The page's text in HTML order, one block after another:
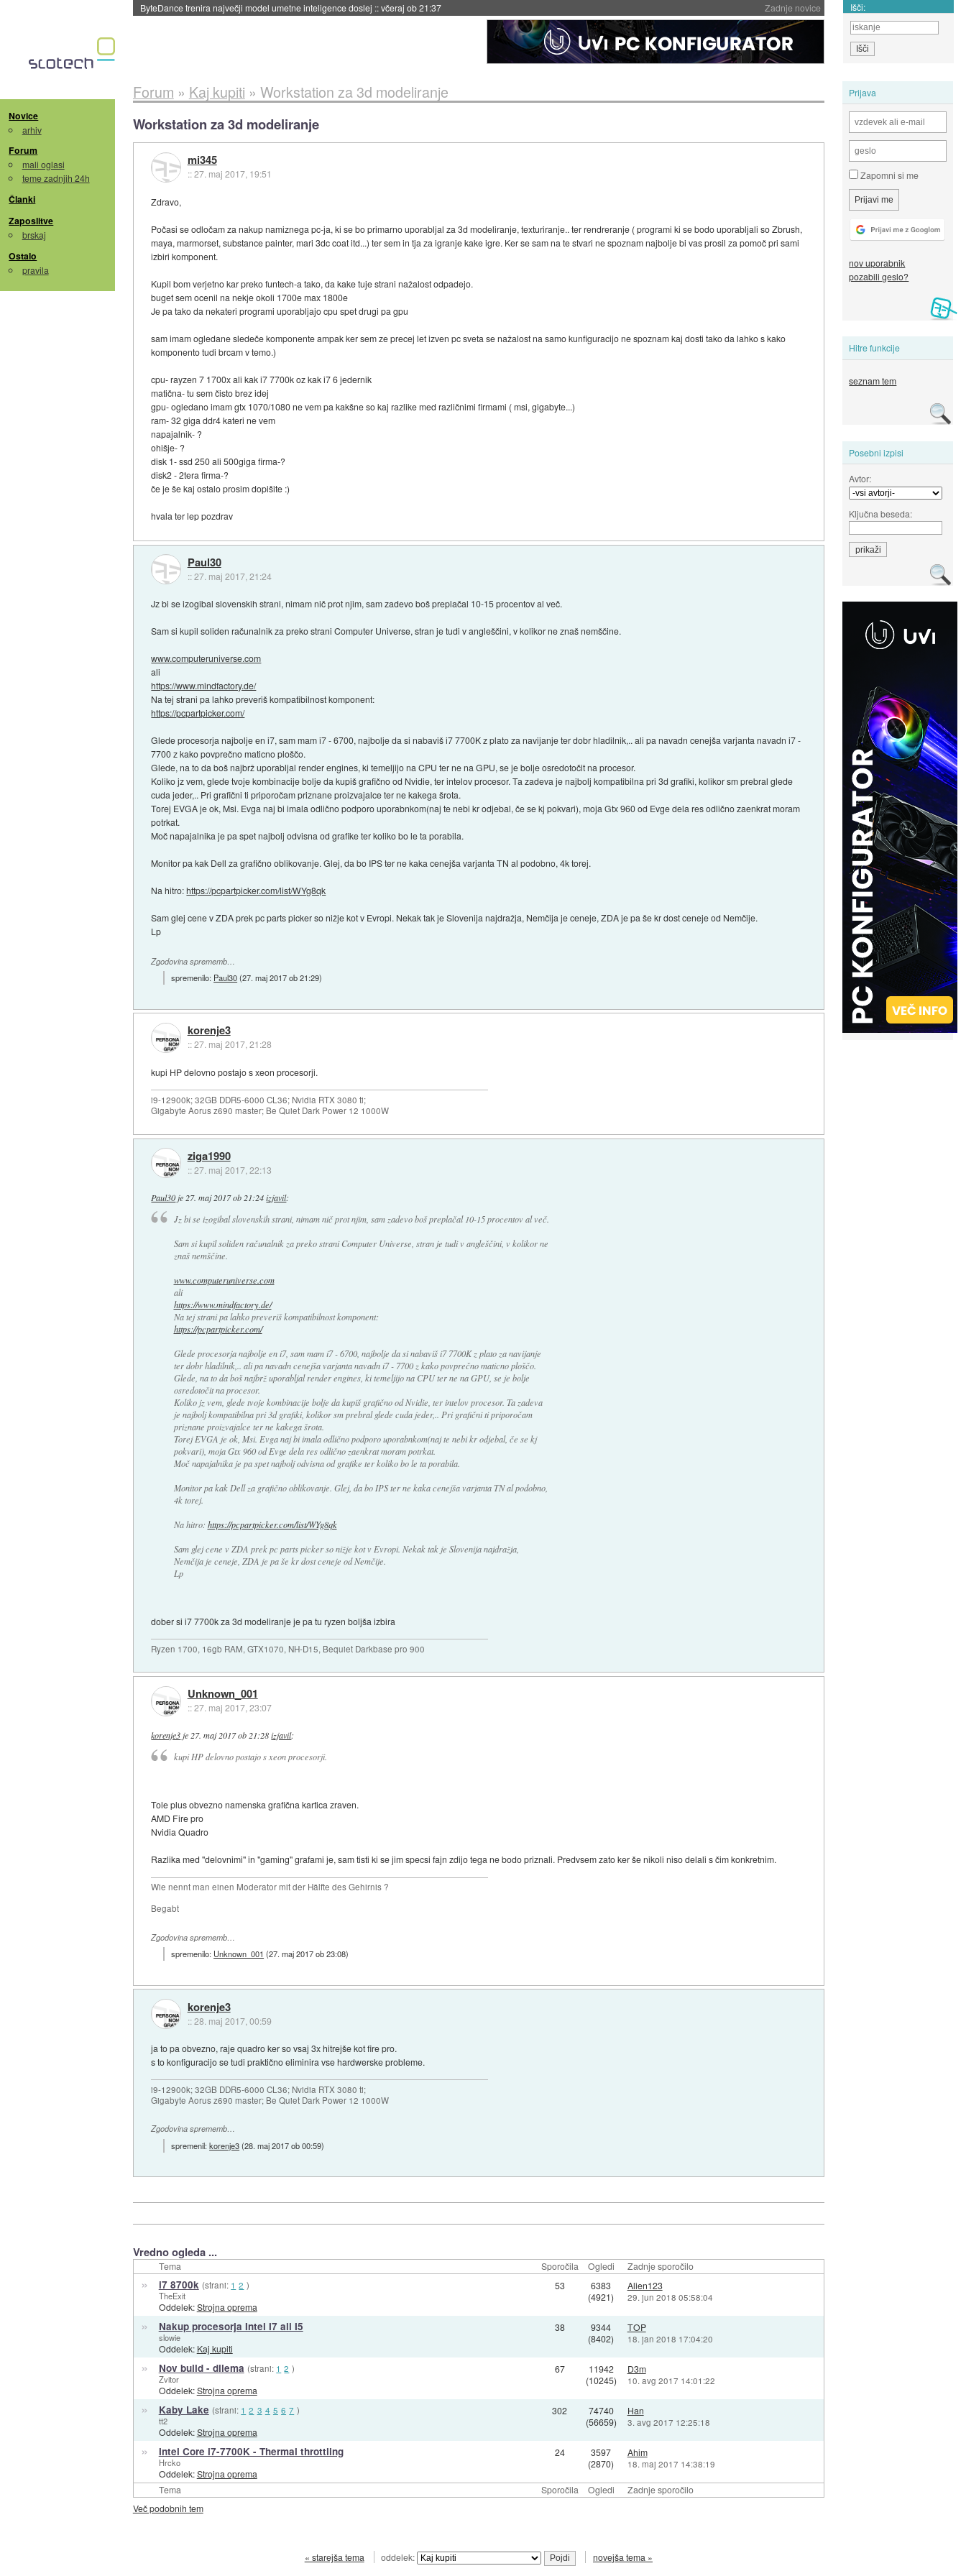
Zadnje novice
Spletne strani začele streči oglase za agente umetne inteligence::včeraj ob 21:23 Išči:
Novice
arhiv
Forum
mali oglasi
teme zadnjih 24h
Članki
Zaposlitve
brskaj
Ostalo
pravila
Prijava
Zapomni si me
nov uporabnik
pozabili geslo?
Hitre funkcije
seznam tem
Posebni izpisi
Avtor:
Ključna beseda:
Forum » Kaj kupiti » Workstation za 3d modeliranje
Workstation za 3d modeliranje
mi345
::27. maj 2017, 19:51
Zdravo,
Počasi se odločam za nakup namiznega pc-ja, ki se bo primarno uporabljal za 3d modeliranje, texturiranje.. ter rendreranje ( programi ki se bodo uporabljali so Zbrush,
maya, marmorset, substance painter, mari 3dc coat itd...) ter sem in tja za igranje kake igre. Ker se sam na te stvari ne spoznam najbolje bi vas prosil za pomoč pri sami
izbiri komponent.
Kupil bom verjetno kar preko funtech-a tako, da kake tuje strani nažalost odpadejo.
buget sem ocenil na nekje okoli 1700e max 1800e
Je pa tako da nekateri programi uporabljajo cpu spet drugi pa gpu
sam imam ogledane sledeče komponente ampak ker sem ze precej let izven pc sveta se nažalost na samo kunfiguracijo ne spoznam kaj dosti tako da lahko s kako
komponento tudi brcam v temo.)
cpu- rayzen 7 1700x ali kak i7 7700k oz kak i7 6 jedernik
matična- tu sem čisto brez idej
gpu- ogledano imam gtx 1070/1080 ne vem pa kakšne so kaj razlike med različnimi firmami ( msi, gigabyte...)
ram- 32 giga ddr4 kateri ne vem
napajalnik- ?
ohišje- ?
disk 1- ssd 250 ali 500giga firma-?
disk2 - 2tera firma-?
če je še kaj ostalo prosim dopišite :)
hvala ter lep pozdrav
Paul30
::27. maj 2017, 21:24
Jz bi se izogibal slovenskih strani, nimam nič prot njim, sam zadevo boš preplačal 10-15 procentov al več.
Sam si kupil soliden računalnik za preko strani Computer Universe, stran je tudi v angleščini, v kolikor ne znaš nemščine.
www.computeruniverse.com
ali
https://www.mindfactory.de/
Na tej strani pa lahko preveriš kompatibilnost komponent:
https://pcpartpicker.com/
Glede procesorja najbolje en i7, sam mam i7 - 6700, najbolje da si nabaviš i7 7700K z plato za navijanje ter dobr hladilnik,.. ali pa navadn cenejša varjanta navadn i7 -
7700 z kako povprečno maticno ploščo.
Glede, na to da boš najbrž uporabljal render engines, ki temeljijo na CPU ter ne na GPU, se je bolje osredotočit na procesor.
Koliko jz vem, glede tvoje kombinacije bolje da kupiš grafično od Nvidie, ter intelov procesor. Ta zadeva je najbolj kompatibilna pri 3d grafiki, kolikor sm prebral glede
cuda jeder,.. Pri grafični ti priporočam priznane proizvajalce ter ne kakega šrota.
Torej EVGA je ok, Msi. Evga naj bi imala odlično podporo uporabnkom(naj te nebi kr odjebal, če se kj pokvari), moja Gtx 960 od Evge dela res odlično zaenkrat moram
potrkat.
Moč napajalnika je pa spet najbolj odvisna od grafike ter koliko bo le ta porabila.
Monitor pa kak Dell za grafično oblikovanje. Glej, da bo IPS ter ne kaka cenejša varjanta TN al podobno, 4k torej.
Na hitro:https://pcpartpicker.com/list/WYg8qk
Sam glej cene v ZDA prek pc parts picker so nižje kot v Evropi. Nekak tak je Slovenija najdražja, Nemčija je ceneje, ZDA je pa še kr dost ceneje od Nemčije.
Lp
Zgodovina sprememb…
spremenilo: Paul30(27. maj 2017 ob 21:29)
korenje3
::27. maj 2017, 21:28
kupi HP delovno postajo s xeon procesorji.
i9-12900k; 32GB DDR5-6000 CL36; Nvidia RTX 3080 ti;
Gigabyte Aorus z690 master; Be Quiet Dark Power 12 1000W
ziga1990
::27. maj 2017, 22:13
Paul30 je 27. maj 2017 ob 21:24 izjavil:
Jz bi se izogibal slovenskih strani, nimam nič prot njim, sam zadevo boš preplačal 10-15 procentov al več.
Sam si kupil soliden računalnik za preko strani Computer Universe, stran je tudi v angleščini, v kolikor ne
znaš nemščine.
www.computeruniverse.com
ali
https://www.mindfactory.de/
Na tej strani pa lahko preveriš kompatibilnost komponent:
https://pcpartpicker.com/
Glede procesorja najbolje en i7, sam mam i7 - 6700, najbolje da si nabaviš i7 7700K z plato za navijanje
ter dobr hladilnik,.. ali pa navadn cenejša varjanta navadn i7 - 7700 z kako povprečno maticno ploščo.
Glede, na to da boš najbrž uporabljal render engines, ki temeljijo na CPU ter ne na GPU, se je bolje
osredotočit na procesor.
Koliko jz vem, glede tvoje kombinacije bolje da kupiš grafično od Nvidie, ter intelov procesor. Ta zadeva
je najbolj kompatibilna pri 3d grafiki, kolikor sm prebral glede cuda jeder,.. Pri grafični ti priporočam
priznane proizvajalce ter ne kakega šrota.
Torej EVGA je ok, Msi. Evga naj bi imala odlično podporo uporabnkom(naj te nebi kr odjebal, če se kj
pokvari), moja Gtx 960 od Evge dela res odlično zaenkrat moram potrkat.
Moč napajalnika je pa spet najbolj odvisna od grafike ter koliko bo le ta porabila.
Monitor pa kak Dell za grafično oblikovanje. Glej, da bo IPS ter ne kaka cenejša varjanta TN al podobno,
4k torej.
Na hitro: https://pcpartpicker.com/list/WYg8qk
Sam glej cene v ZDA prek pc parts picker so nižje kot v Evropi. Nekak tak je Slovenija najdražja,
Nemčija je ceneje, ZDA je pa še kr dost ceneje od Nemčije.
Lp
dober si i7 7700k za 3d modeliranje je pa tu ryzen boljša izbira
Ryzen 1700, 16gb RAM, GTX1070, NH-D15, Bequiet Darkbase pro 900
Unknown_001
::27. maj 2017, 23:07
korenje3 je 27. maj 2017 ob 21:28 izjavil:
kupi HP delovno postajo s xeon procesorji.
Tole plus obvezno namenska grafična kartica zraven.
AMD Fire pro
Nvidia Quadro
Razlika med "delovnimi" in "gaming" grafami je, sam tisti ki se jim specsi fajn zdijo tega ne bodo priznali. Predvsem zato ker še nikoli niso delali s čim konkretnim.
Wie nennt man einen Moderator mit der Hälfte des Gehirnis ?
Begabt
Zgodovina sprememb…
spremenilo: Unknown_001 (27. maj 2017 ob 23:08)
korenje3
::28. maj 2017, 00:59
ja to pa obvezno, raje quadro ker so vsaj 3x hitrejše kot fire pro.
s to konfiguracijo se tudi praktično eliminira vse hardwerske probleme.
i9-12900k; 32GB DDR5-6000 CL36; Nvidia RTX 3080 ti;
Gigabyte Aorus z690 master; Be Quiet Dark Power 12 1000W
Zgodovina sprememb…
spremenil:korenje3(28. maj 2017 ob 00:59)
Vredno ogleda ...
Tema Sporočila Ogledi Zadnje sporočilo
Tema Sporočila Ogledi Zadnje sporočilo
» i7 8700k (strani: 1 2 )
TheExit
Oddelek:Strojna oprema
53
6383
(4921)
Alien123
29. jun 2018 05:58:04
» Nakup procesorja Intel I7 ali I5
slowie
Oddelek: Kaj kupiti
38
9344
(8402)
TOP
18. jan 2018 17:04:20
» Nov build - dilema (strani: 1 2 )
Zvitor
Oddelek:Strojna oprema
67
11942
(10245)
D3m
10. avg 2017 14:01:22
» Kaby Lake (strani: 1 2 3 4 5 6 7 )
tt2
Oddelek:Strojna oprema
302
74740
(56659)
Han
3. avg 2017 12:25:18
» Intel Core i7-7700K - Thermal throttling
Hrcko
Oddelek:Strojna oprema
24
3597
(2870)
Ahim
18. maj 2017 14:38:19
Več podobnih tem
« starejša tema oddelek: novejša tema »